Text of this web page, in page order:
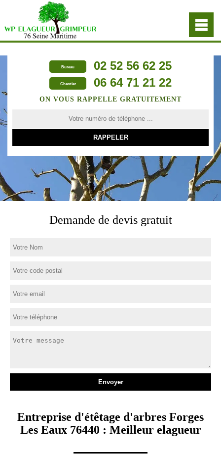
Bureau 02 52 56 62 25
Chantier 06 64 71 21 22
ON VOUS RAPPELLE GRATUITEMENT
Demande de devis gratuit
Entreprise d'étêtage d'arbres Forges
Les Eaux 76440 : Meilleur elagueur